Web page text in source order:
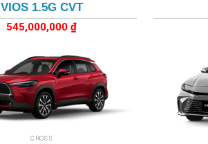
VIOS 1.5G CVT
545,000,000₫
CROSS